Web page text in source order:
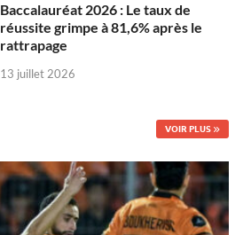
Baccalauréat 2026 : Le taux de
réussite grimpe à 81,6% après le
rattrapage
13 juillet 2026
VOIR PLUS